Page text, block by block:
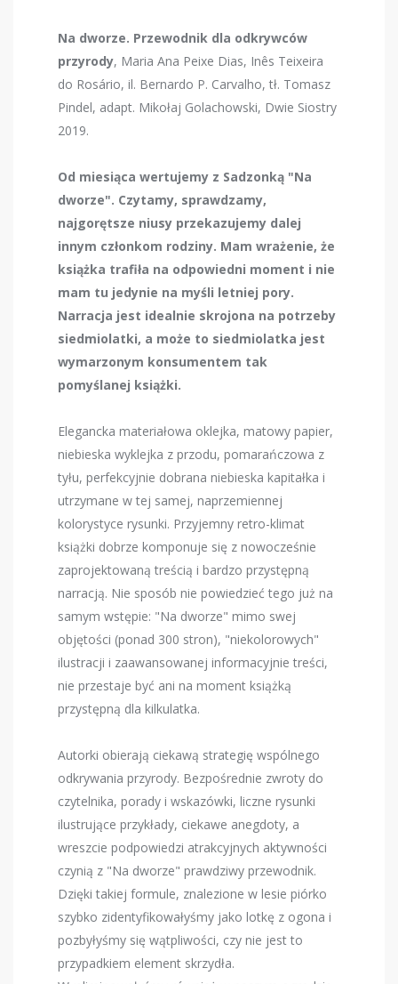
Na dworze. Przewodnik dla odkrywców
przyrody, Maria Ana Peixe Dias, Inês Teixeira
do Rosário, il. Bernardo P. Carvalho, tł. Tomasz
Pindel, adapt. Mikołaj Golachowski, Dwie Siostry
2019.
Od miesiąca wertujemy z Sadzonką "Na
dworze". Czytamy, sprawdzamy,
najgorętsze niusy przekazujemy dalej
innym członkom rodziny. Mam wrażenie, że
książka trafiła na odpowiedni moment i nie
mam tu jedynie na myśli letniej pory.
Narracja jest idealnie skrojona na potrzeby
siedmiolatki, a może to siedmiolatka jest
wymarzonym konsumentem tak
pomyślanej książki.
Elegancka materiałowa oklejka, matowy papier,
niebieska wyklejka z przodu, pomarańczowa z
tyłu, perfekcyjnie dobrana niebieska kapitałka i
utrzymane w tej samej, naprzemiennej
kolorystyce rysunki. Przyjemny retro-klimat
książki dobrze komponuje się z nowocześnie
zaprojektowaną treścią i bardzo przystępną
narracją. Nie sposób nie powiedzieć tego już na
samym wstępie: "Na dworze" mimo swej
objętości (ponad 300 stron), "niekolorowych"
ilustracji i zaawansowanej informacyjnie treści,
nie przestaje być ani na moment książką
przystępną dla kilkulatka.
Autorki obierają ciekawą strategię wspólnego
odkrywania przyrody. Bezpośrednie zwroty do
czytelnika, porady i wskazówki, liczne rysunki
ilustrujące przykłady, ciekawe anegdoty, a
wreszcie podpowiedzi atrakcyjnych aktywności
czynią z "Na dworze" prawdziwy przewodnik.
Dzięki takiej formule, znalezione w lesie piórko
szybko zidentyfikowałyśmy jako lotkę z ogona i
pozbyłyśmy się wątpliwości, czy nie jest to
przypadkiem element skrzydła.